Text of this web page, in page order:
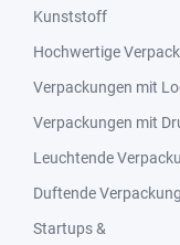
Kunststoff
Hochwertige
Verpackungen mit
Verpackungen mit
Leuchtende
Duftende
Startups &